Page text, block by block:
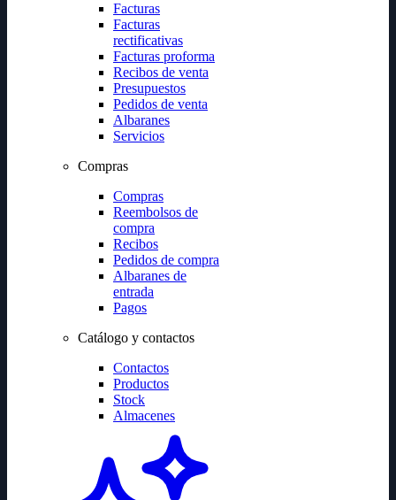
Facturas
Facturas
rectificativas
Facturas proforma
Recibos de venta
Presupuestos
Pedidos de venta
Albaranes
Servicios
Compras
Compras
Reembolsos de
compra
Recibos
Pedidos de compra
Albaranes de
entrada
Pagos
Catálogo y contactos
Contactos
Productos
Stock
Almacenes